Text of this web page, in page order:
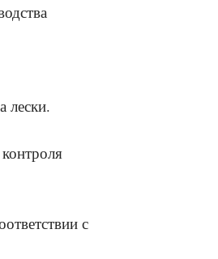
лески.
с